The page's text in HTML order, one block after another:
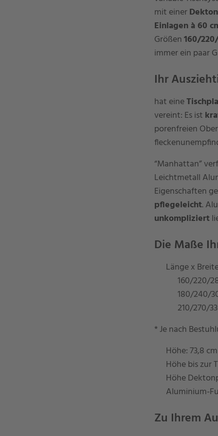
mit einer
Einlagen à 60
Größen160/
immer ein paar
Ihr
hat eine
vereint: Es ist
porenfreien
“Manhattan”
Leichtmetall
Eigenschaften
pflegeleicht.
unkompliziert
Die Maße
Länge x
160/220/
180/240/
210/270/
* Je nach
Höhe: 73,8 cm
Höhe bis zur
Höhe
Aluminium-
Zu Ihrem